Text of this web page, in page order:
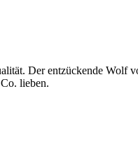
Der entzückende Wolf
lieben.